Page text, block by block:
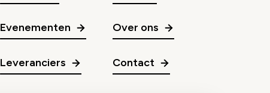
Evenementen
Leveranciers
Over ons
Contact